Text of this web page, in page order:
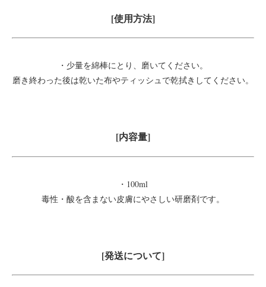
[使用方法]
・少量を綿棒にとり、磨いてください。
磨き終わった後は乾いた布やティッシュで乾拭きしてください。
[内容量]
・100ml
毒性・酸を含まない皮膚にやさしい研磨剤です。
[発送について]